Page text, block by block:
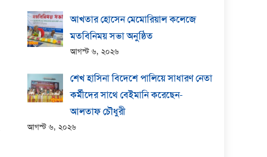
আখতার হোসেন মেমোরিয়াল কলেজে
মতবিনিময় সভা অনুষ্ঠিত
আগস্ট ৬, ২০২৬
শেখ হাসিনা বিদেশে পালিয়ে সাধারণ নেতা
কর্মীদের সাথে বেইমানি করেছেন-
আলতাফ চৌধুরী
আগস্ট ৬, ২০২৬